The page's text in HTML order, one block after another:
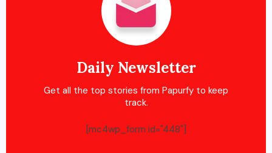
Daily Newsletter
Get all the top stories from Papurfy to keep
track.
[mc4wp_form id="448"]